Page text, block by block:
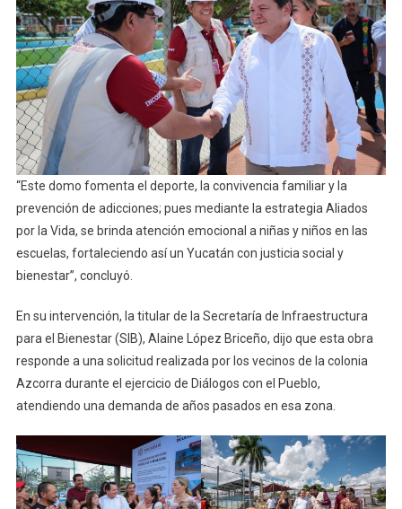
“Este domo fomenta el deporte, la convivencia familiar y la
prevención de adicciones; pues mediante la estrategia Aliados
por la Vida, se brinda atención emocional a niñas y niños en las
escuelas, fortaleciendo así un Yucatán con justicia social y
bienestar”, concluyó.
En su intervención, la titular de la Secretaría de Infraestructura
para el Bienestar (SIB), Alaine López Briceño, dijo que esta obra
responde a una solicitud realizada por los vecinos de la colonia
Azcorra durante el ejercicio de Diálogos con el Pueblo,
atendiendo una demanda de años pasados en esa zona.